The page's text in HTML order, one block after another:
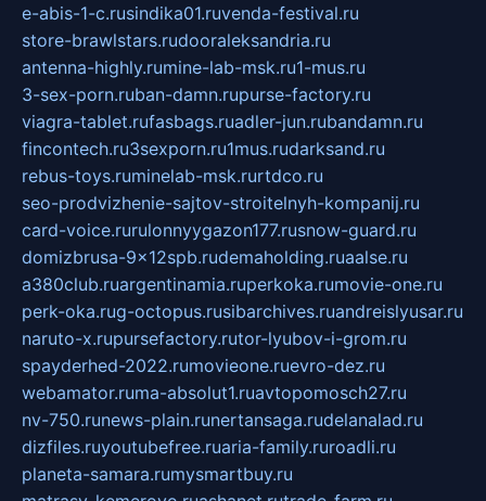
e-abis-1-c.rusindika01.ruvenda-festival.ru
store-brawlstars.rudooraleksandria.ru
antenna-highly.rumine-lab-msk.ru1-mus.ru
3-sex-porn.ruban-damn.rupurse-factory.ru
viagra-tablet.rufasbags.ruadler-jun.rubandamn.ru
fincontech.ru3sexporn.ru1mus.rudarksand.ru
rebus-toys.ruminelab-msk.rurtdco.ru
seo-prodvizhenie-sajtov-stroitelnyh-kompanij.ru
card-voice.rurulonnyygazon177.rusnow-guard.ru
domizbrusa-9x12spb.rudemaholding.ruaalse.ru
a380club.ruargentinamia.ruperkoka.rumovie-one.ru
perk-oka.rug-octopus.rusibarchives.ruandreislyusar.ru
naruto-x.rupursefactory.rutor-lyubov-i-grom.ru
spayderhed-2022.rumovieone.ruevro-dez.ru
webamator.ruma-absolut1.ruavtopomosch27.ru
nv-750.runews-plain.runertansaga.rudelanalad.ru
dizfiles.ruyoutubefree.ruaria-family.ruroadli.ru
planeta-samara.rumysmartbuy.ru